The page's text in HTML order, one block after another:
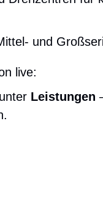
und
live:
Leistungen